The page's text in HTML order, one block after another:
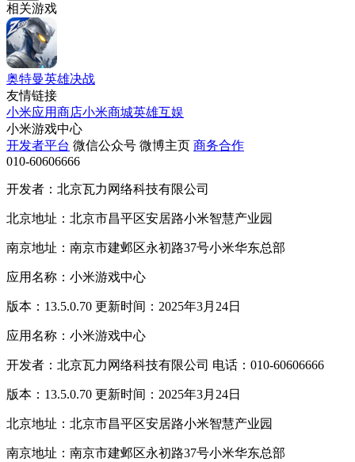
相关游戏
奥特曼英雄决战
友情链接
小米应用商店小米商城英雄互娱
小米游戏中心
开发者平台 微信公众号 微博主页 商务合作
010-60606666
开发者：北京瓦力网络科技有限公司
北京地址：北京市昌平区安居路小米智慧产业园
南京地址：南京市建邺区永初路37号小米华东总部
应用名称：小米游戏中心
版本：13.5.0.70 更新时间：2025年3月24日
应用名称：小米游戏中心
开发者：北京瓦力网络科技有限公司 电话：010-60606666
版本：13.5.0.70 更新时间：2025年3月24日
北京地址：北京市昌平区安居路小米智慧产业园
南京地址：南京市建邺区永初路37号小米华东总部